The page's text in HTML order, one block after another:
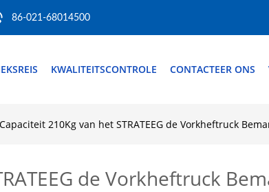
86-021-68014500
KWALITEITSCONTROLE CONTACTEER ONS
Capaciteit 210Kg van het STRATEEG de Vorkheftruck
de Vorkheftruck